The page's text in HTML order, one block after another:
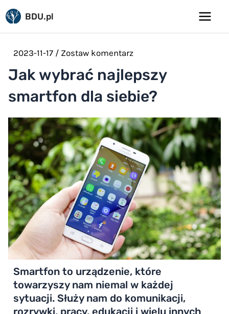
Pomiń
do
treści
BDU.pl
Main
2023-11-17 / Zostaw komentarz
Jak wybrać najlepszy
smartfon dla siebie?
Smartfon to urządzenie, które
towarzyszy nam niemal w każdej
sytuacji. Służy nam do komunikacji,
rozrywki, pracy, edukacji i wielu innych